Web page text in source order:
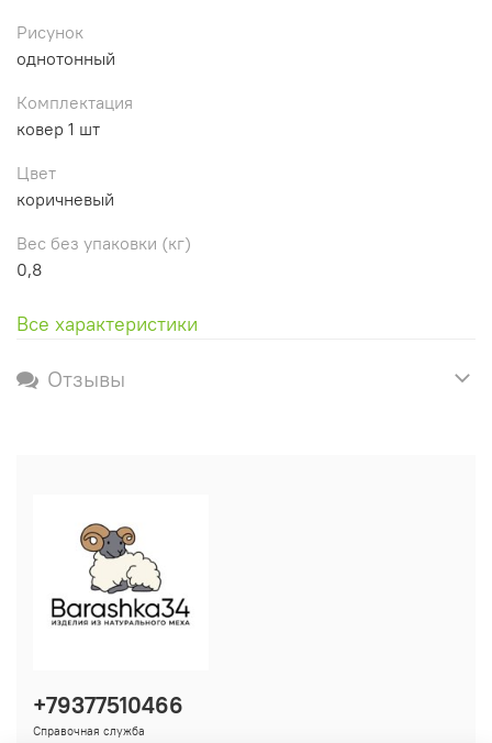
Рисунок
однотонный
Комплектация
ковер 1 шт
Цвет
коричневый
Вес без упаковки (кг)
0,8
Все характеристики
Отзывы
+79377510466
Справочная служба